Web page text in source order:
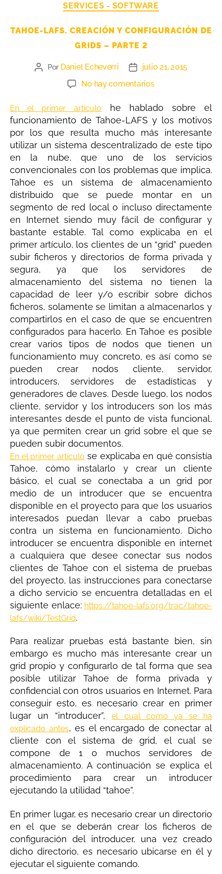
SERVICES - SOFTWARE
TAHOE-LAFS. CREACIÓN Y CONFIGURACIÓN DE
GRIDS – PARTE 2
Por Daniel Echeverri
julio 21, 2015
No hay comentarios
En el primer articulo
he hablado sobre el
funcionamiento de Tahoe-LAFS y los motivos
por los que resulta mucho más interesante
utilizar un sistema descentralizado de este tipo
en la nube, que uno de los servicios
convencionales con los problemas que implica.
Tahoe es un sistema de almacenamiento
distribuido que se puede montar en un
segmento de red local o incluso directamente
en Internet siendo muy fácil de configurar y
bastante estable. Tal como explicaba en el
primer artículo, los clientes de un “grid” pueden
subir ficheros y directorios de forma privada y
segura, ya que los servidores de
almacenamiento del sistema no tienen la
capacidad de leer y/o escribir sobre dichos
ficheros, solamente se limitan a almacenarlos y
compartirlos en el caso de que se encuentren
configurados para hacerlo. En Tahoe es posible
crear varios tipos de nodos que tienen un
funcionamiento muy concreto, es así como se
pueden crear nodos cliente, servidor,
introducers, servidores de estadísticas y
generadores de claves. Desde luego, los nodos
cliente, servidor y los introducers son los más
interesantes desde el punto de vista funcional,
ya que permiten crear un grid sobre el que se
pueden subir documentos.
En el primer artículo se explicaba en qué consistía
Tahoe, cómo instalarlo y crear un cliente
básico, el cual se conectaba a un grid por
medio de un introducer que se encuentra
disponible en el proyecto para que los usuarios
interesados puedan llevar a cabo pruebas
contra un sistema en funcionamiento. Dicho
introducer se encuentra disponible en internet
a cualquiera que desee conectar sus nodos
clientes de Tahoe con el sistema de pruebas
del proyecto, las instrucciones para conectarse
a dicho servicio se encuentra detalladas en el
siguiente enlace: https://tahoe-lafs.org/trac/tahoe-
lafs/wiki/TestGrid.
Para realizar pruebas está bastante bien, sin
embargo es mucho más interesante crear un
grid propio y configurarlo de tal forma que sea
posible utilizar Tahoe de forma privada y
confidencial con otros usuarios en Internet. Para
conseguir esto, es necesario crear en primer
lugar un “introducer”,el cual como ya se ha
explicado antes, es el encargado de conectar al
cliente con el sistema de grid, el cual se
compone de 1 o muchos servidores de
almacenamiento. A continuación se explica el
procedimiento para crear un introducer
ejecutando la utilidad “tahoe”.
En primer lugar, es necesario crear un directorio
en el que se deberán crear los ficheros de
configuración del introducer, una vez creado
dicho directorio, es necesario ubicarse en él y
ejecutar el siguiente comando.